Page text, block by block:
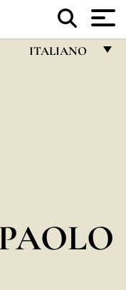
ITALIANO
POLSKI